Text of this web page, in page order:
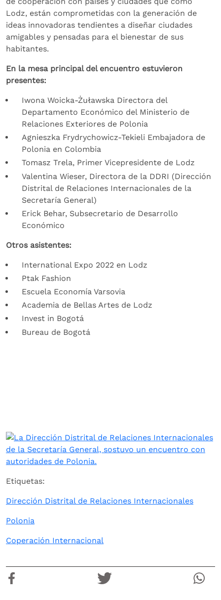
Lodz, están comprometidas con la generación de
ideas innovadoras tendientes a diseñar ciudades
amigables y pensadas para el bienestar de sus
habitantes.
En la mesa principal del encuentro estuvieron
presentes:
Iwona Woicka-Żuławska Directora del
Departamento Económico del Ministerio de
Relaciones Exteriores de Polonia
Agnieszka Frydrychowicz-Tekieli Embajadora de
Polonia en Colombia
Tomasz Trela, Primer Vicepresidente de Lodz
Valentina Wieser, Directora de la DDRI (Dirección
Distrital de Relaciones Internacionales de la
Secretaría General)
Erick Behar, Subsecretario de Desarrollo
Económico
Otros asistentes:
International Expo 2022 en Lodz
Ptak Fashion
Escuela Economía Varsovia
Academia de Bellas Artes de Lodz
Invest in Bogotá
Bureau de Bogotá
Etiquetas:
Dirección Distrital de Relaciones Internacionales
Polonia
Coperación Internacional